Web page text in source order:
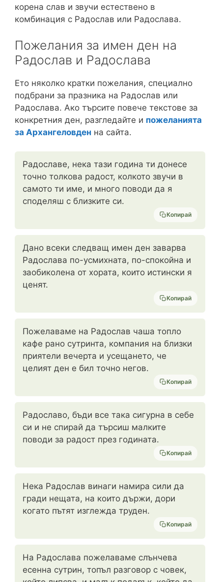
корена слав и звучи естествено в
комбинация с Радослав или Радослава.
Пожелания за имен ден на
Радослав и Радослава
Ето няколко кратки пожелания, специално
подбрани за празника на Радослав или
Радослава. Ако търсите повече текстове за
конкретния ден, разгледайте и пожеланията
за Архангеловден на сайта.
Радославе, нека тази година ти донесе
точно толкова радост, колкото звучи в
самото ти име, и много поводи да я
споделяш с близките си.
Копирай
Дано всеки следващ имен ден заварва
Радослава по-усмихната, по-спокойна и
заобиколена от хората, които истински я
ценят.
Копирай
Пожелаваме на Радослав чаша топло
кафе рано сутринта, компания на близки
приятели вечерта и усещането, че
целият ден е бил точно негов.
Копирай
Радославо, бъди все така сигурна в себе
си и не спирай да търсиш малките
поводи за радост през годината.
Копирай
Нека Радослав винаги намира сили да
гради нещата, на които държи, дори
когато пътят изглежда труден.
Копирай
На Радослава пожелаваме слънчева
есенна сутрин, топъл разговор с човек,